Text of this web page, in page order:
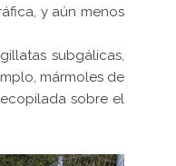
y aún menos
subgálicas,
mármoles de
sobre el